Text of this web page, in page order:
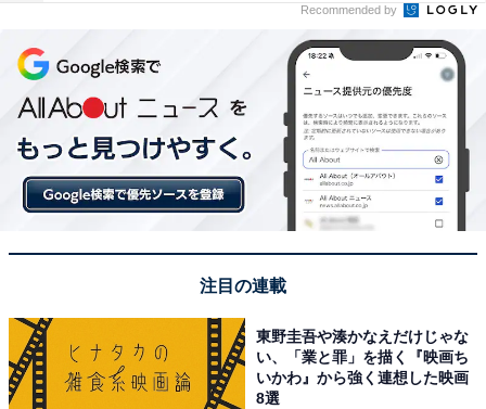
電波を妨げないオール木製！ 無線ルーターもすっ
きり収納
本体はすべて木製なので、無線ルーターなどのWi-Fi機器
を収納しても電波障害が少ないのも特徴。
Recommended by
注目の連載
東野圭吾や湊かなえだけじゃな
い、「業と罪」を描く『映画ち
いかわ』から強く連想した映画
8選